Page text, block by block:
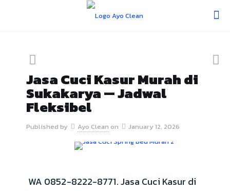
Jasa Cuci Kasur Murah di
Sukakarya — Jadwal
Fleksibel
Published by Ayo Clean on January 12, 2026
WA 0852-8222-8771. Jasa Cuci Kasur di